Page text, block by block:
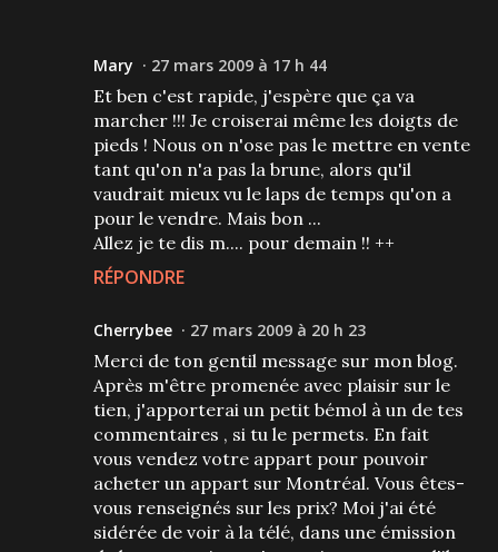
Mary 27 mars 2009 à 17 h 44
Et ben c'est rapide, j'espère que ça va
marcher !!! Je croiserai même les doigts de
pieds ! Nous on n'ose pas le mettre en vente
tant qu'on n'a pas la brune, alors qu'il
vaudrait mieux vu le laps de temps qu'on a
pour le vendre. Mais bon ...
Allez je te dis m.... pour demain !! ++
RÉPONDRE
Cherrybee 27 mars 2009 à 20 h 23
Merci de ton gentil message sur mon blog.
Après m'être promenée avec plaisir sur le
tien, j'apporterai un petit bémol à un de tes
commentaires , si tu le permets. En fait
vous vendez votre appart pour pouvoir
acheter un appart sur Montréal. Vous êtes-
vous renseignés sur les prix? Moi j'ai été
sidérée de voir à la télé, dans une émission